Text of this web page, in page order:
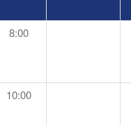
8:00
10:00